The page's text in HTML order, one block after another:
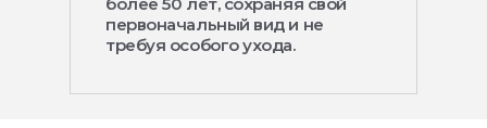
первоначальный вид и не
требуя особого ухода.